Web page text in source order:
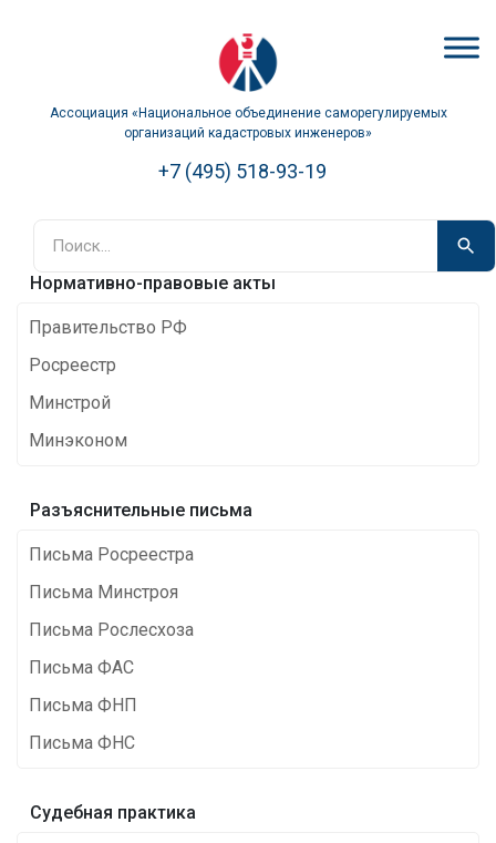
Ассоциация «Национальное объединение саморегулируемых
организаций кадастровых инженеров»
+7 (495) 518-93-19
Нормативно-правовые акты
Правительство РФ
Росреестр
Минстрой
Минэконом
Разъяснительные письма
Письма Росреестра
Письма Минстроя
Письма Рослесхоза
Письма ФАС
Письма ФНП
Письма ФНС
Cудебная практика